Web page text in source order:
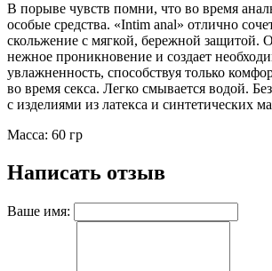
В порыве чувств помни, что во время
особые средства. «Intim anal» отлично
скольжение с мягкой, бережной защитой.
нежное проникновение и создает
увлажненность, способствуя только
во время секса. Легко смывается водой.
с изделиями из латекса и синтетических
Масса: 60 гр
Написать отзыв
Ваше имя: